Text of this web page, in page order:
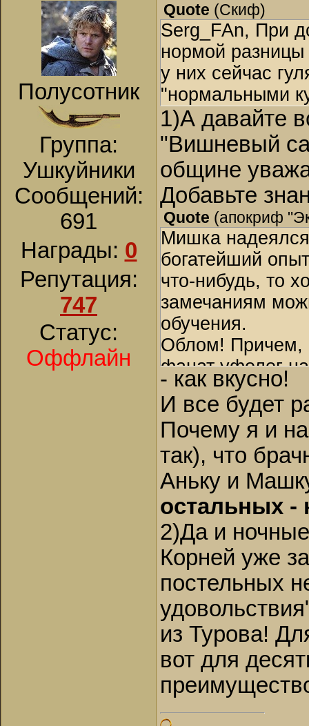
Полусотник
Группа:
Ушкуйники
Сообщений:
691
Награды: 0
Репутация:
747
Статус:
Оффлайн
Quote (Скиф)
Serg_FAn, При
нормой разницы
у них сейчас
"нормальными
1)А давайте
"Вишневый
общине
Добавьте
Quote (апокриф
Мишка
богатейший
что-нибудь, то
замечаниям
обучения.
Облом! Причем,
фанат уфолог
тарелок,
губка – ни
- как вкусно!
И все будет
Почему я и
так), что
Аньку и
остальных -
2)Да и
Корней уже
постельных
из Турова!
вот для